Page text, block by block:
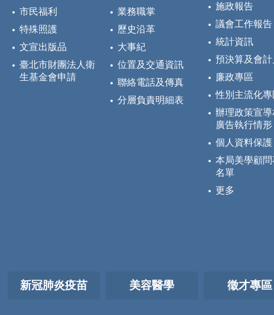
市民福利
特殊照護
文宣出版品
臺北市財團法人衛
生基金會申請
業務職掌
歷史沿革
大事紀
位置及交通資訊
聯絡電話及傳真
分層負責明細表
施政報告
議會工作報告
統計資訊
預決算及會計
廉政專區
性別主流化專
辦理政策宣導
廣告執行情形
個人資料保護
本局美學顧問
名單
更多
新冠肺炎疫苗 美容醫學 徵才專區